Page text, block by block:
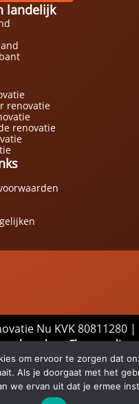
landelijk
renovatie
renovatie
Nu KVK 80811280 |
door Flexamedia
|Disclaimer|
Voorwaarden
om ervoor te zorgen dat
Als je doorgaat met het
we ervan uit dat je ermee